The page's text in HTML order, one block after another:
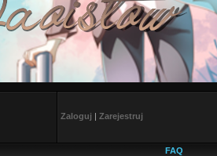
Zaloguj | Zarejestruj
FAQ